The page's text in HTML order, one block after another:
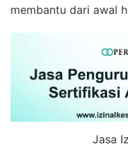
membantu dari awal
Jasa